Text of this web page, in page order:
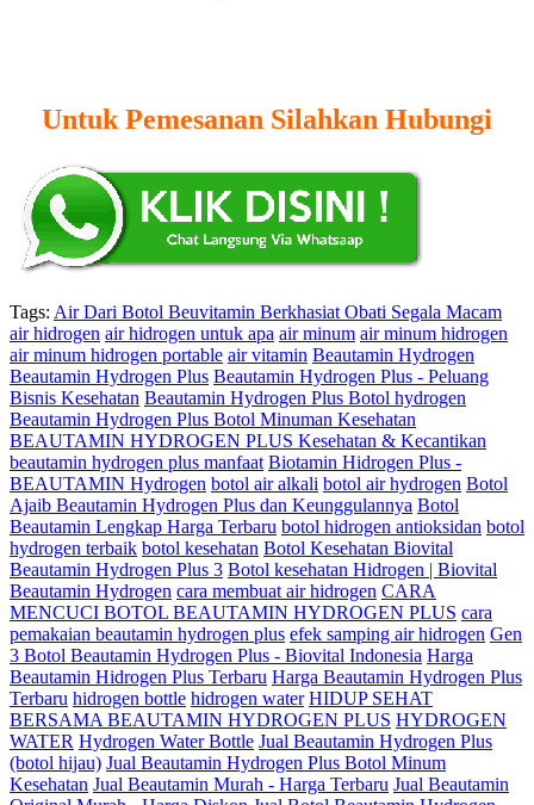
Untuk Pemesanan Silahkan Hubungi
Tags: Air Dari Botol Beuvitamin Berkhasiat Obati Segala Macam
air hidrogen air hidrogen untuk apa air minum air minum hidrogen
air minum hidrogen portable air vitamin Beautamin Hydrogen
Beautamin Hydrogen Plus Beautamin Hydrogen Plus - Peluang
Bisnis Kesehatan Beautamin Hydrogen Plus Botol hydrogen
Beautamin Hydrogen Plus Botol Minuman Kesehatan
BEAUTAMIN HYDROGEN PLUS Kesehatan & Kecantikan
beautamin hydrogen plus manfaat Biotamin Hidrogen Plus -
BEAUTAMIN Hydrogen botol air alkali botol air hydrogen Botol
Ajaib Beautamin Hydrogen Plus dan Keunggulannya Botol
Beautamin Lengkap Harga Terbaru botol hidrogen antioksidan botol
hydrogen terbaik botol kesehatan Botol Kesehatan Biovital
Beautamin Hydrogen Plus 3 Botol kesehatan Hidrogen | Biovital
Beautamin Hydrogen cara membuat air hidrogen CARA
MENCUCI BOTOL BEAUTAMIN HYDROGEN PLUS cara
pemakaian beautamin hydrogen plus efek samping air hidrogen Gen
3 Botol Beautamin Hydrogen Plus - Biovital Indonesia Harga
Beautamin Hidrogen Plus Terbaru Harga Beautamin Hydrogen Plus
Terbaru hidrogen bottle hidrogen water HIDUP SEHAT
BERSAMA BEAUTAMIN HYDROGEN PLUS HYDROGEN
WATER Hydrogen Water Bottle Jual Beautamin Hydrogen Plus
(botol hijau) Jual Beautamin Hydrogen Plus Botol Minum
Kesehatan Jual Beautamin Murah - Harga Terbaru Jual Beautamin